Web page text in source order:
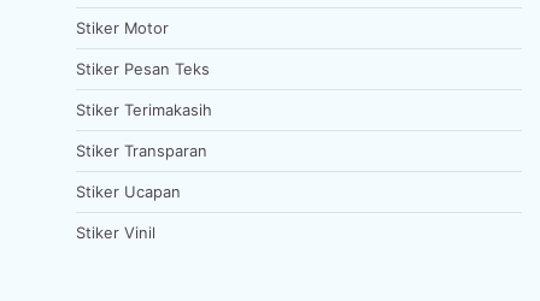
Stiker Motor
Stiker Pesan Teks
Stiker Terimakasih
Stiker Transparan
Stiker Ucapan
Stiker Vinil